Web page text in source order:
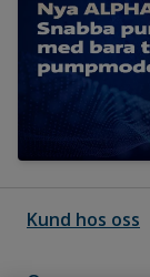
Kund hos oss